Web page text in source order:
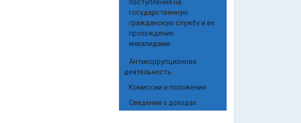
поступления на
государственную
гражданскую службу и ее
прохождение
инвалидами
Антикоррупционная
деятельность
Комиссии и положения
Сведения о доходах